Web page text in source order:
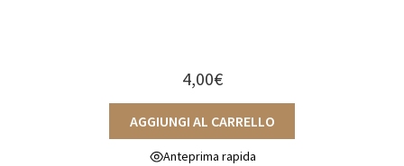
4,00€
AGGIUNGI AL CARRELLO
Anteprima rapida